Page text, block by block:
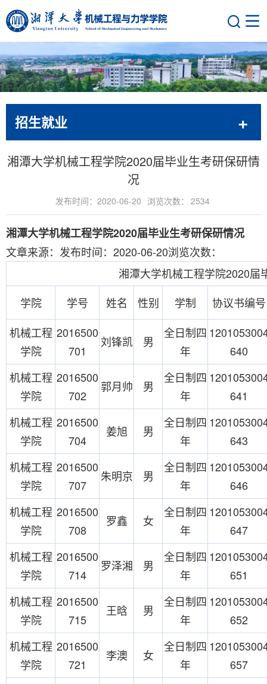
招生就业
湘潭大学机械工程学院2020届毕业生考研保研情
况
发布时间：2020-06-20 浏览次数： 2534
湘潭大学机械工程学院2020届毕业生考研保研情况
文章来源： 发布时间：2020-06-20浏览次数：
湘潭大学机械工程学院2020届
学院
学号 姓名 性别 学制
协议书编号
机械工程
学院
2016500
701
刘锋凯 男
全日制四
年
640
机械工程
学院
2016500
702
郭月帅 男
全日制四
年
641
机械工程
学院
2016500
704
姜旭 男
全日制四
年
643
机械工程
学院
2016500
707
朱明京 男
全日制四
年
646
机械工程
学院
2016500
708
罗鑫 女
全日制四
年
647
机械工程
学院
2016500
714
罗泽湘 男
全日制四
年
651
机械工程
学院
2016500
715
王晗 男
全日制四
年
652
机械工程
学院
2016500
721
李澳 女
全日制四
年
657